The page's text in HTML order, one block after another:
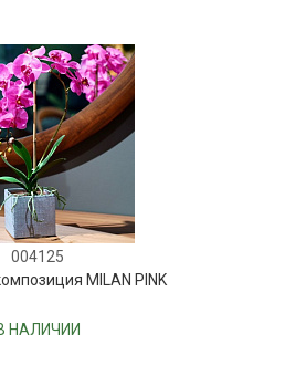
004125
MILAN PINK
НАЛИЧИИ